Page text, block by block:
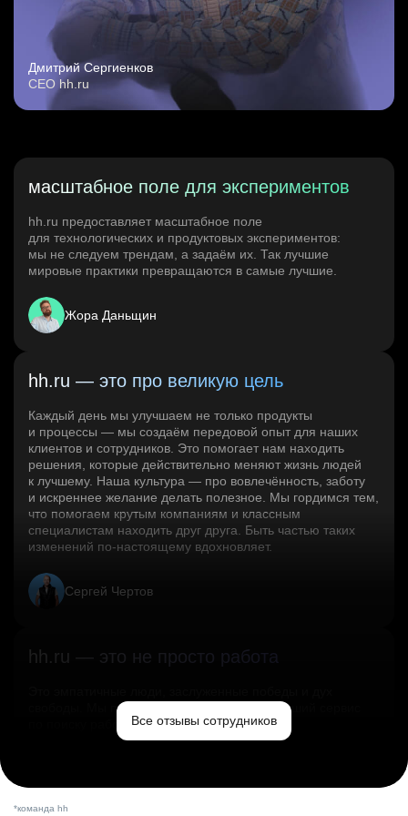
Дмитрий Сергиенков
CEO hh.ru
масштабное поле для экспериментов
hh.ru предоставляет масштабное поле
для технологических и продуктовых экспериментов:
мы не следуем трендам, а задаём их. Так лучшие
мировые практики превращаются в самые лучшие.
Жора Даньщин
hh.ru — это про великую цель
Каждый день мы улучшаем не только продукты
и процессы — мы создаём передовой опыт для наших
клиентов и сотрудников. Это помогает нам находить
решения, которые действительно меняют жизнь людей
к лучшему. Наша культура — про вовлечённость, заботу
и искреннее желание делать полезное. Мы гордимся тем,
что помогаем крутым компаниям и классным
специалистам находить друг друга. Быть частью таких
изменений по‑настоящему вдохновляет.
Сергей Чертов
hh.ru — это не просто работа
свободы. Мы помогаем миру и создаём лучший сервис
по поиску работы в стране.Все отзывы сотрудников
*команда hh